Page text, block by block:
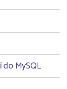
MySQL